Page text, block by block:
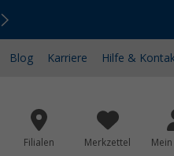
Top-
Blog Karriere Hilfe &
Filialen Merkzettel